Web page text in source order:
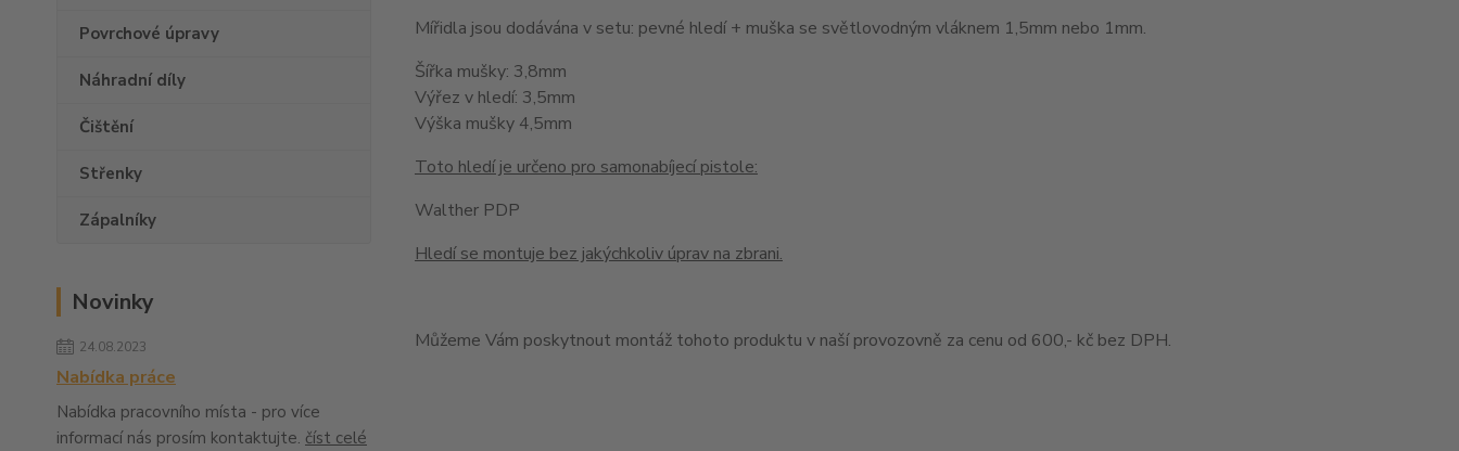
Povrchové úpravy
Náhradní díly
Čištění
Střenky
Zápalníky
Novinky
24.08.2023
Nabídka práce
Nabídka pracovního místa - pro více
informací nás prosím kontaktujte. číst celé
Mířidla jsou dodávána v setu: pevné hledí + muška se světlovodným vláknem 1,5mm nebo 1mm.
Šířka mušky: 3,8mm
Výřez v hledí: 3,5mm
Výška mušky 4,5mm
Toto hledí je určeno pro samonabíjecí pistole:
Walther PDP
Hledí se montuje bez jakýchkoliv úprav na zbrani.
Můžeme Vám poskytnout montáž tohoto produktu v naší provozovně za cenu od 600,- kč bez DPH.